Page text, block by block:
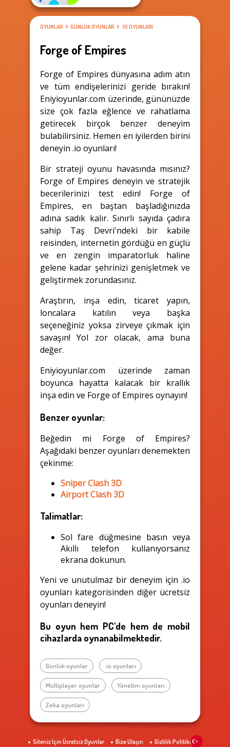
OYUNLAR GÜNLÜK OYUNLAR .IO OYUNLARI
Forge of Empires
Forge of Empires dünyasına adım atın
ve tüm endişelerinizi geride bırakın!
Eniyioyunlar.com üzerinde, gününüzde
size çok fazla eğlence ve rahatlama
getirecek birçok benzer deneyim
bulabilirsiniz. Hemen en iyilerden birini
deneyin .io oyunları!
Bir strateji oyunu havasında mısınız?
Forge of Empires deneyin ve stratejik
becerilerinizi test edin! Forge of
Empires, en baştan başladığınızda
adına sadık kalır. Sınırlı sayıda çadıra
sahip Taş Devri'ndeki bir kabile
reisinden, internetin gördüğü en güçlü
ve en zengin imparatorluk haline
gelene kadar şehrinizi genişletmek ve
geliştirmek zorundasınız.
Araştırın, inşa edin, ticaret yapın,
loncalara katılın veya başka
seçeneğiniz yoksa zirveye çıkmak için
savaşın! Yol zor olacak, ama buna
değer.
Eniyioyunlar.com üzerinde zaman
boyunca hayatta kalacak bir krallık
inşa edin ve Forge of Empires oynayın!
Benzer oyunlar:
Beğedin mi Forge of Empires?
Aşağıdaki benzer oyunları denemekten
çekinme:
Sniper Clash 3D
Airport Clash 3D
Talimatlar:
Sol fare düğmesine basın veya
Akıllı telefon kullanıyorsanız
ekrana dokunun.
Yeni ve unutulmaz bir deneyim için .io
oyunları kategorisinden diğer ücretsiz
oyunları deneyin!
Bu oyun hem PC'de hem de mobil
cihazlarda oynanabilmektedir.
Günlük oyunlar .io oyunları
Multiplayer oyunlar Yönetim oyunları
Zeka oyunları
Siteniz İçin Ücretsiz Oyunlar Bize Ulaşın Gizlilik Politikası